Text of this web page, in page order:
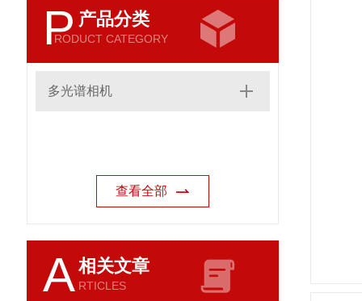
P 产品分类
RODUCT CATEGORY
多光谱相机
查看全部
A相关文章
RTICLES